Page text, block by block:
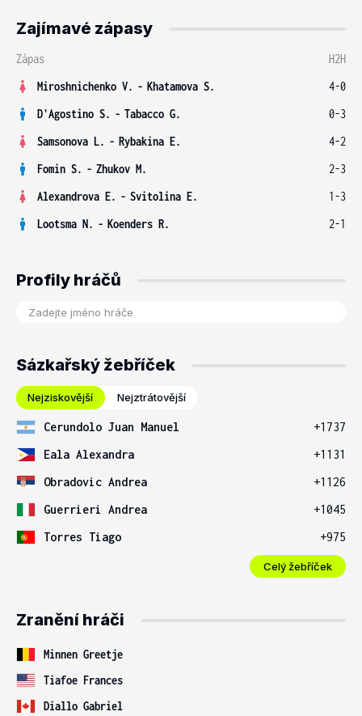
Zajímavé zápasy
Zápas
H2H
Miroshnichenko V. - Khatamova S.
4-0
D'Agostino S. - Tabacco G.
0-3
Samsonova L. - Rybakina E.
4-2
Fomin S. - Zhukov M.
2-3
Alexandrova E. - Svitolina E.
1-3
Lootsma N. - Koenders R. 2-1
Profily hráčů
Sázkařský žebříček
Nejziskovější Nejztrátovější
Cerundolo Juan Manuel
+1737
Eala Alexandra
+1131
Obradovic Andrea
+1126
Guerrieri Andrea
+1045
Torres Tiago
+975
Celý žebříček
Zranění hráči
Minnen Greetje
Tiafoe Frances
Diallo Gabriel